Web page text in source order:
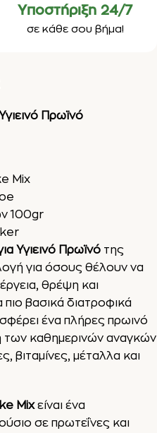
Υποστήριξη 24/7
σε κάθε σου βήμα!
Πρωϊνό
Mix
100gr
Υγιεινό Πρωϊνό της
για όσους θέλουν να
θρέψη και
βασικά διατροφικά
ένα πλήρες πρωινό
των καθημερινών αναγκών
βιταμίνες, μέταλλα και
Mixείναι ένα
σε πρωτεΐνες και